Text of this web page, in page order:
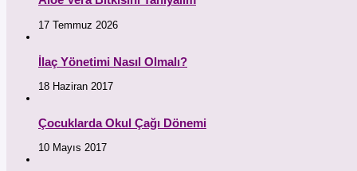
17 Temmuz 2026
İlaç Yönetimi Nasıl Olmalı?
18 Haziran 2017
Çocuklarda Okul Çağı Dönemi
10 Mayıs 2017